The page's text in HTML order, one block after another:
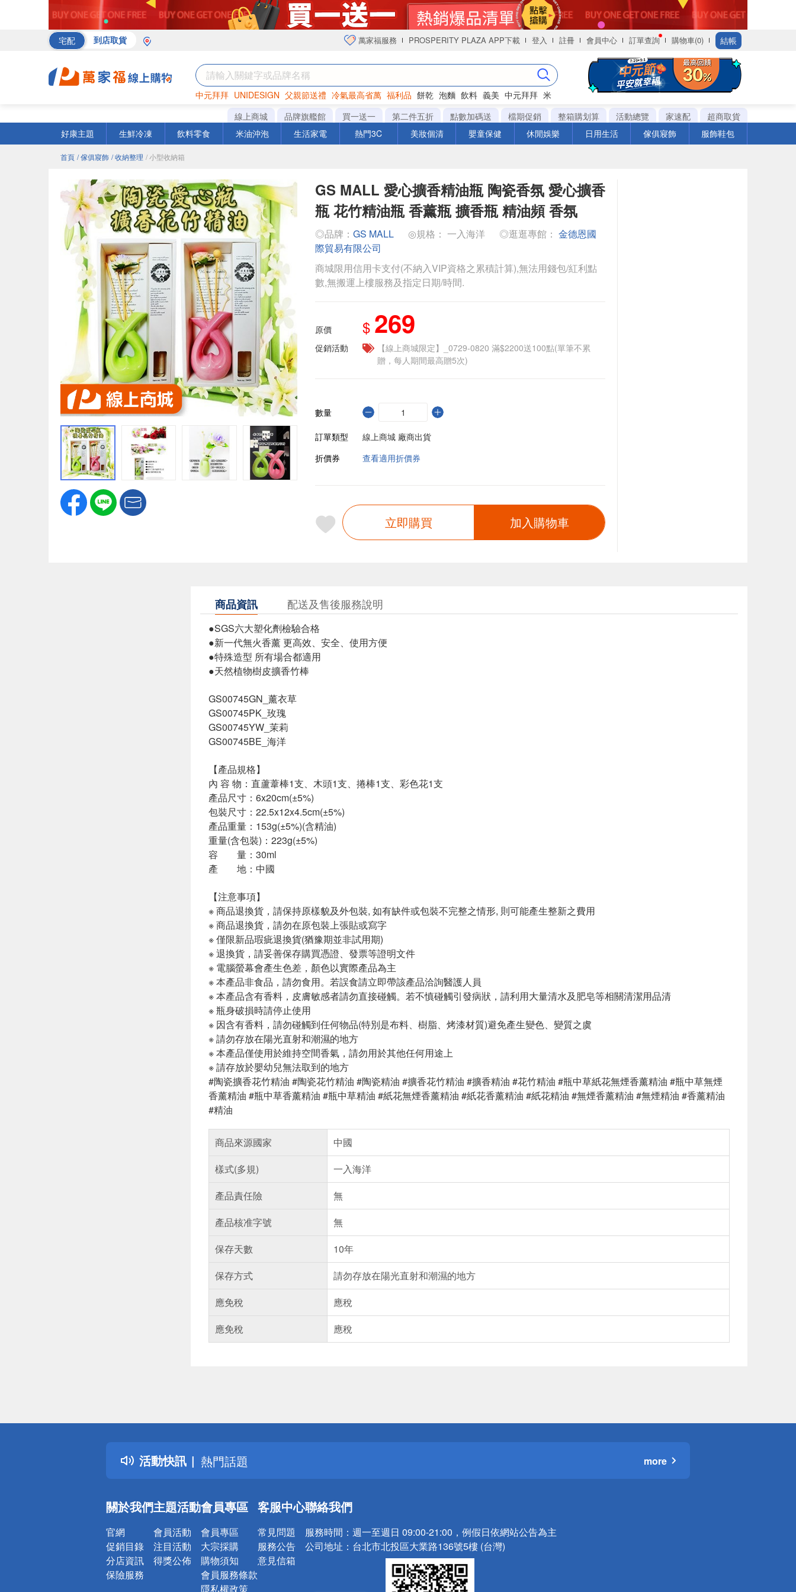
宅配 到店取貨 萬家福服務 PROSPERITY PLAZA APP下載 登入 註冊 會員中心 訂單查詢 購物車(0) 結帳
中元拜拜 UNIDESIGN 父親節送禮 冷氣最高省萬 福利品 餅乾 泡麵 飲料 義美 中元拜拜 米
海苔 巧克力 衛生紙
線上商城 品牌旗艦館 買一送一 第二件五折 點數加碼送 檔期促銷 整箱購划算 活動總覽 家速配
超商取貨
好康主題
生鮮冷凍 飲料零食 米油沖泡 生活家電 熱門3C 美妝個清 嬰童保健 休閒娛樂 日用生活 傢俱寢飾 服飾鞋包
首頁 / 傢俱寢飾 / 收納整理 / 小型收納箱
GS MALL 愛心擴香精油瓶 陶瓷香氛 愛心擴香
瓶 花竹精油瓶 香薰瓶 擴香瓶 精油頻 香氛
◎品牌： GS MALL ◎規格： 一入海洋 ◎逛逛專館： 金德恩國
際貿易有限公司
商城限用信用卡支付(不納入VIP資格之累積計算),無法用錢包/紅利點
數,無搬運上樓服務及指定日期/時間.
原價 $ 269
促銷活動
【線上商城限定】_0729-0820 滿$2200送100點(單筆不累
贈，每人期間最高贈5次)
數量
訂單類型
線上商城 廠商出貨
折價券
查看適用折價券
立即購買 加入購物車
商品資訊 配送及售後服務說明
●SGS六大塑化劑檢驗合格
●新一代無火香薰 更高效、安全、使用方便
●特殊造型 所有場合都適用
●天然植物樹皮擴香竹棒
GS00745GN_薰衣草
GS00745PK_玫瑰
GS00745YW_茉莉
GS00745BE_海洋
【產品規格】
內 容 物：直蘆葦棒1支、木頭1支、捲棒1支、彩色花1支
產品尺寸：6x20cm(±5%)
包裝尺寸：22.5x12x4.5cm(±5%)
產品重量：153g(±5%)(含精油)
重量(含包裝)：223g(±5%)
容 量：30ml
產 地：中國
【注意事項】
※ 商品退換貨，請保持原樣貌及外包裝, 如有缺件或包裝不完整之情形, 則可能產生整新之費用
※ 商品退換貨，請勿在原包裝上張貼或寫字
※ 僅限新品瑕疵退換貨(猶豫期並非試用期)
※ 退換貨，請妥善保存購買憑證、發票等證明文件
※ 電腦螢幕會產生色差，顏色以實際產品為主
※ 本產品非食品，請勿食用。若誤食請立即帶該產品洽詢醫護人員
※ 本產品含有香料，皮膚敏感者請勿直接碰觸。若不慎碰觸引發病狀，請利用大量清水及肥皂等相關清潔用品清
※ 瓶身破損時請停止使用
※ 因含有香料，請勿碰觸到任何物品(特別是布料、樹脂、烤漆材質)避免產生變色、變質之虞
※ 請勿存放在陽光直射和潮濕的地方
※ 本產品僅使用於維持空間香氣，請勿用於其他任何用途上
※ 請存放於嬰幼兒無法取到的地方
#陶瓷擴香花竹精油 #陶瓷花竹精油 #陶瓷精油 #擴香花竹精油 #擴香精油 #花竹精油 #瓶中草紙花無煙香薰精油 #瓶中草無煙
香薰精油 #瓶中草香薰精油 #瓶中草精油 #紙花無煙香薰精油 #紙花香薰精油 #紙花精油 #無煙香薰精油 #無煙精油 #香薰精油
#精油
商品來源國家
中國
樣式(多規)
一入海洋
產品責任險
無
產品核准字號
無
保存天數
10年
保存方式
請勿存放在陽光直射和潮濕的地方
應免稅
應稅
應免稅
應稅
活動快訊
詐騙網頁！請小心！
得獎公告
熱門話題
銀行優惠
詐騙網頁！請小心！
more
關於我們
官網
促銷目錄
分店資訊
保險服務
主題活動
會員活動
注目活動
得獎公佈
會員專區
會員專區
大宗採購
購物須知
會員服務條款
隱私權政策
客服中心
常見問題
服務公告
意見信箱
聯絡我們
服務時間： 週一至週日 09:00-21:00，例假日依網站公告為主
公司地址： 台北市北投區大業路136號5樓 (台灣)